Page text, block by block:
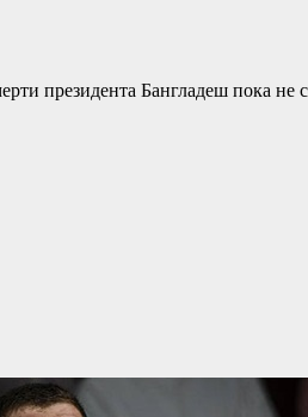
президента Бангладеш пока не